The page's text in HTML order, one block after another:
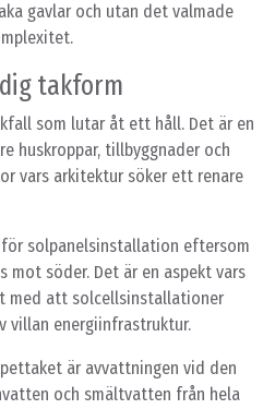
gavlar och utan det valmade
takform
som lutar åt ett håll. Det är en
huskroppar, tillbyggnader och
vars arkitektur söker ett renare
solpanelsinstallation eftersom
mot söder. Det är en aspekt vars
med att solcellsinstallationer
villan energiinfrastruktur.
är avvattningen vid den
och smältvatten från hela